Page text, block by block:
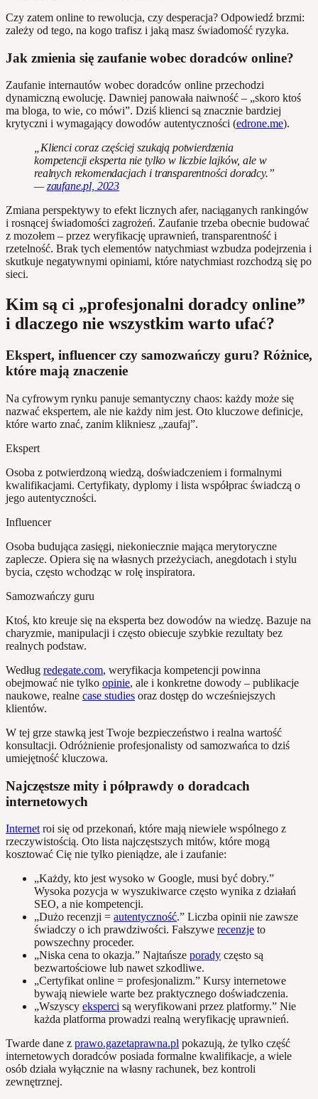
Czy zatem online to rewolucja, czy desperacja? Odpowiedź brzmi:
zależy od tego, na kogo trafisz i jaką masz świadomość ryzyka.
Jak zmienia się zaufanie wobec doradców online?
Zaufanie internautów wobec doradców online przechodzi
dynamiczną ewolucję. Dawniej panowała naiwność – „skoro ktoś
ma bloga, to wie, co mówi”. Dziś klienci są znacznie bardziej
krytyczni i wymagający dowodów autentyczności (edrone.me).
„Klienci coraz częściej szukają potwierdzenia
kompetencji eksperta nie tylko w liczbie lajków, ale w
realnych rekomendacjach i transparentności doradcy.”
—zaufane.pl, 2023
Zmiana perspektywy to efekt licznych afer, naciąganych rankingów
i rosnącej świadomości zagrożeń. Zaufanie trzeba obecnie budować
z mozołem – przez weryfikację uprawnień, transparentność i
rzetelność. Brak tych elementów natychmiast wzbudza podejrzenia i
skutkuje negatywnymi opiniami, które natychmiast rozchodzą się po
sieci.
Kim są ci „profesjonalni doradcy online”
i dlaczego nie wszystkim warto ufać?
Ekspert, influencer czy samozwańczy guru? Różnice,
które mają znaczenie
Na cyfrowym rynku panuje semantyczny chaos: każdy może się
nazwać ekspertem, ale nie każdy nim jest. Oto kluczowe definicje,
które warto znać, zanim klikniesz „zaufaj”.
Ekspert
Osoba z potwierdzoną wiedzą, doświadczeniem i formalnymi
kwalifikacjami. Certyfikaty, dyplomy i lista współprac świadczą o
jego autentyczności.
Influencer
Osoba budująca zasięgi, niekoniecznie mająca merytoryczne
zaplecze. Opiera się na własnych przeżyciach, anegdotach i stylu
bycia, często wchodząc w rolę inspiratora.
Samozwańczy guru
Ktoś, kto kreuje się na eksperta bez dowodów na wiedzę. Bazuje na
charyzmie, manipulacji i często obiecuje szybkie rezultaty bez
realnych podstaw.
Według redegate.com, weryfikacja kompetencji powinna
obejmować nie tylko opinie, ale i konkretne dowody – publikacje
naukowe, realne case studies oraz dostęp do wcześniejszych
klientów.
W tej grze stawką jest Twoje bezpieczeństwo i realna wartość
konsultacji. Odróżnienie profesjonalisty od samozwańca to dziś
umiejętność kluczowa.
Najczęstsze mity i półprawdy o doradcach
internetowych
Internet roi się od przekonań, które mają niewiele wspólnego z
rzeczywistością. Oto lista najczęstszych mitów, które mogą
kosztować Cię nie tylko pieniądze, ale i zaufanie:
„Każdy, kto jest wysoko w Google, musi być dobry.”
Wysoka pozycja w wyszukiwarce często wynika z działań
SEO, a nie kompetencji.
„Dużo recenzji = autentyczność.” Liczba opinii nie zawsze
świadczy o ich prawdziwości. Fałszywe recenzje to
powszechny proceder.
„Niska cena to okazja.” Najtańsze porady często są
bezwartościowe lub nawet szkodliwe.
„Certyfikat online = profesjonalizm.” Kursy internetowe
bywają niewiele warte bez praktycznego doświadczenia.
„Wszyscy eksperci są weryfikowani przez platformy.” Nie
każda platforma prowadzi realną weryfikację uprawnień.
Twarde dane z prawo.gazetaprawna.pl pokazują, że tylko część
internetowych doradców posiada formalne kwalifikacje, a wiele
osób działa wyłącznie na własny rachunek, bez kontroli
zewnętrznej.